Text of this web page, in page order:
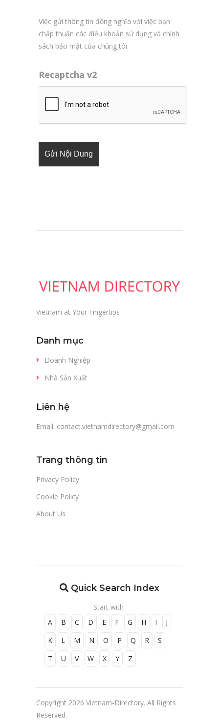
Việc gửi thông tin đồng nghĩa với việc bạn
chấp thuận các điều khoản sử dụng và chính
sách bảo mật của chúng tôi.
Recaptcha v2
Vietnam at Your Fingertips
Danh mục
Doanh Nghiệp
Nhà Sản Xuất
Liên hệ
Email: contact.vietnamdirectory@gmail.com
Trang thông tin
Privacy Policy
Cookie Policy
About Us
Quick Search Index
Start with
A
B C D E F G H I
J
K
L M N O P Q R
S
T
U V W X Y Z
Copyright 2026 Vietnam-Directory. All Rights
Reserved.